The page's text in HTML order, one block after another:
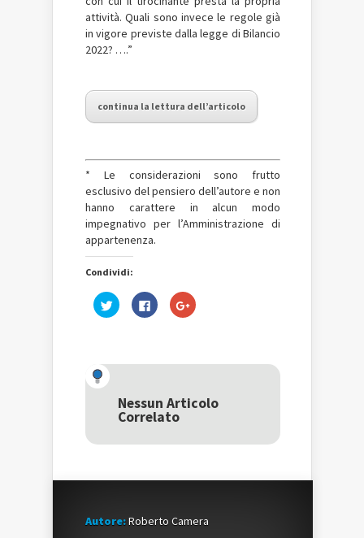
attività. Quali sono invece le regole già
in vigore previste dalla legge di Bilancio
2022? ….”
continua la lettura dell’articolo
* Le considerazioni sono frutto
esclusivo del pensiero dell’autore e non
hanno carattere in alcun modo
impegnativo per l’Amministrazione di
appartenenza.
Condividi:
Fai
clic
una
nuova
finestra)
Fai
clic
nuova
finestra)
Fai
clic
una
nuova
Nessun Articolo
Correlato
Autore:Roberto Camera